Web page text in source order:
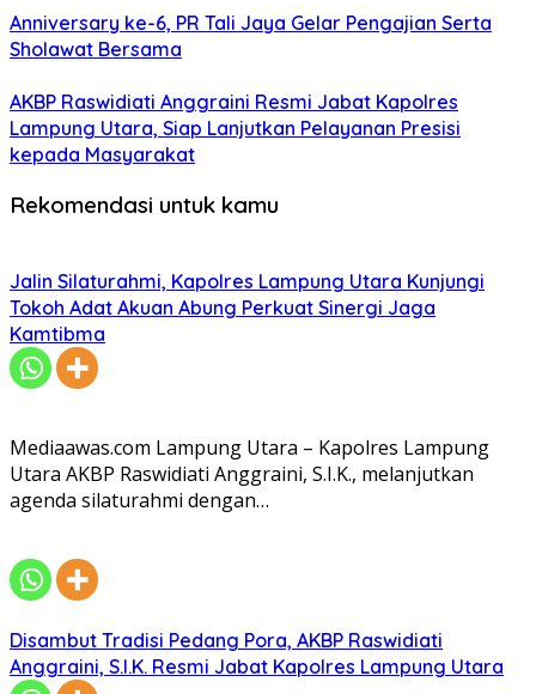
Anniversary ke-6, PR Tali Jaya Gelar Pengajian Serta
Sholawat Bersama
AKBP Raswidiati Anggraini Resmi Jabat Kapolres
Lampung Utara, Siap Lanjutkan Pelayanan Presisi
kepada Masyarakat
Rekomendasi untuk kamu
Jalin Silaturahmi, Kapolres Lampung Utara Kunjungi
Tokoh Adat Akuan Abung Perkuat Sinergi Jaga
Kamtibma
Mediaawas.com Lampung Utara – Kapolres Lampung
Utara AKBP Raswidiati Anggraini, S.I.K., melanjutkan
agenda silaturahmi dengan…
Disambut Tradisi Pedang Pora, AKBP Raswidiati
Anggraini, S.I.K. Resmi Jabat Kapolres Lampung Utara